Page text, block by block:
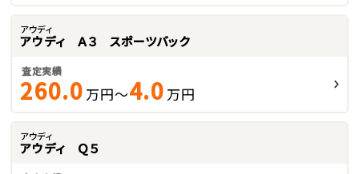
アウディ
アウディ Ａ３ スポーツバック
査定実績
260.0 万円～4.0 万円
アウディ
アウディ Ｑ５